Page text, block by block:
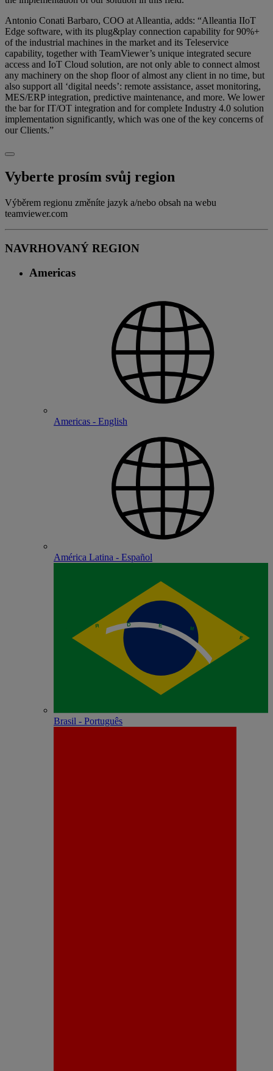
Antonio Conati Barbaro, COO at Alleantia, adds: “Alleantia IIoT
Edge software, with its plug&play connection capability for 90%+
of the industrial machines in the market and its Teleservice
capability, together with TeamViewer’s unique integrated secure
access and IoT Cloud solution, are not only able to connect almost
any machinery on the shop floor of almost any client in no time, but
also support all ‘digital needs’: remote assistance, asset monitoring,
MES/ERP integration, predictive maintenance, and more. We lower
the bar for IT/OT integration and for complete Industry 4.0 solution
implementation significantly, which was one of the key concerns of
our Clients.”
Vyberte prosím svůj region
Výběrem regionu změníte jazyk a/nebo obsah na webu
teamviewer.com
NAVRHOVANÝ REGION
Americas
Americas - English
América Latina - Español
Brasil - Português